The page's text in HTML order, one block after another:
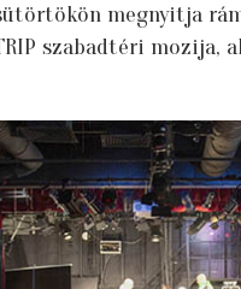
megnyitja
szabadtéri mozija,